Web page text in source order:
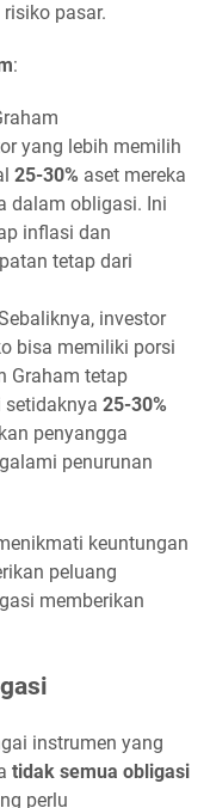
pasar.
:
yang lebih memilih
25-30% aset mereka
dalam obligasi. Ini
inflasi dan
tetap dari
investor
bisa memiliki porsi
Graham tetap
25-30%
penyangga
penurunan
keuntungan
peluang
memberikan
instrumen yang
tidak semua obligasi
perlu